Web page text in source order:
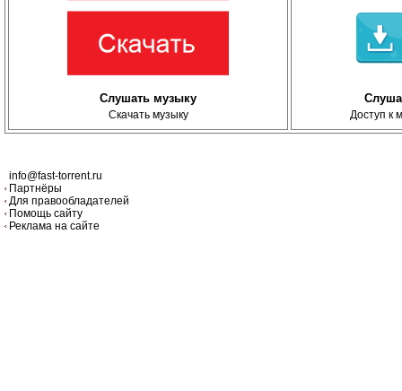
Слушать музыку
Скачать музыку Доступ к
info@fast-torrent.ru
Партнёры
Для правообладателей
Помощь сайту
Реклама на сайте